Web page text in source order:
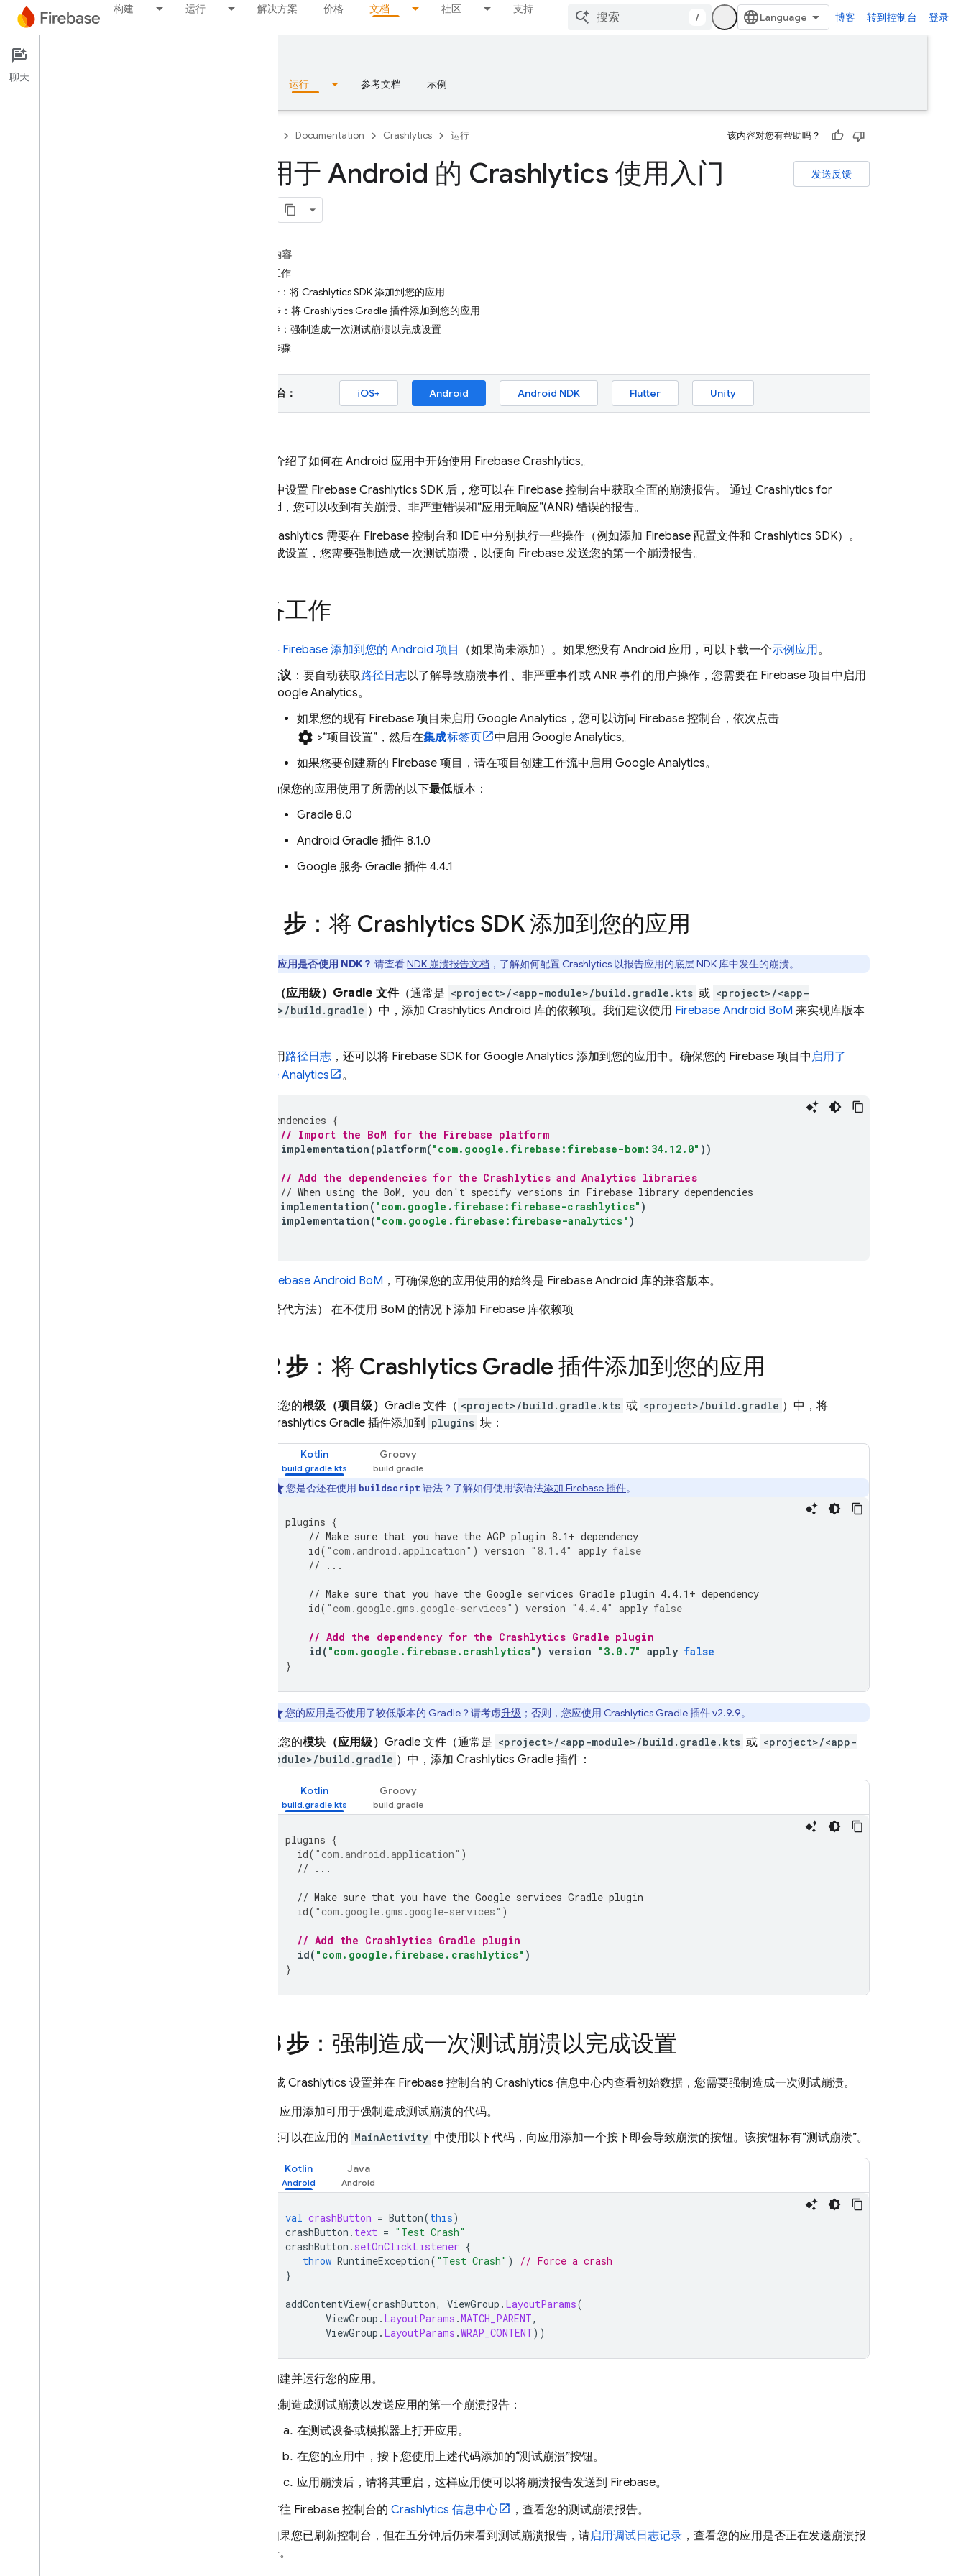
构建 运行 解决方案 价格 文档 社区 支持
/ 博客 转到控制台 登录
Documentation
概览 运行 参考文档 示例
Documentation Crashlytics 运行 该内容对您有帮助吗？
发送反馈
适用于 Android 的 Crashlytics 使用入门
本页内容
准备工作
第 1 步：将 Crashlytics SDK 添加到您的应用
第 2 步：将 Crashlytics Gradle 插件添加到您的应用
第 3 步：强制造成一次测试崩溃以完成设置
后续步骤
选择平台： iOS+ Android Android NDK Flutter Unity
本指南介绍了如何在 Android 应用中开始使用 Firebase Crashlytics。
在应用中设置 Firebase Crashlytics SDK 后，您可以在 Firebase 控制台中获取全面的崩溃报告。 通过 Crashlytics for
Android，您可以收到有关崩溃、非严重错误和“应用无响应”(ANR) 错误的报告。
Crashlytics 需要在 Firebase 控制台和 IDE 中分别执行一些操作（例如添加 Firebase 配置文件和 Crashlytics SDK）。
为了完成设置，您需要强制造成一次测试崩溃，以便向 Firebase 发送您的第一个崩溃报告。
准备工作
将 Firebase 添加到您的 Android 项目 （如果尚未添加）。如果您没有 Android 应用，可以下载一个示例应用。
建议：要自动获取路径日志以了解导致崩溃事件、非严重事件或 ANR 事件的用户操作，您需要在 Firebase 项目中启用
Google Analytics。
如果您的现有 Firebase 项目未启用 Google Analytics ，您可以访问 Firebase 控制台，依次点击
settings >“项目设置” ，然后在集成标签页 中启用 Google Analytics。
如果您要创建新的 Firebase 项目，请在项目创建工作流中启用 Google Analytics。
确保您的应用使用了所需的以下最低版本：
Gradle 8.0
Android Gradle 插件 8.1.0
Google 服务 Gradle 插件 4.4.1
第 1 步 ：将 Crashlytics SDK 添加到您的应用
您的应用是否使用 NDK？ 请查看NDK 崩溃报告文档 ，了解如何配置 Crashlytics 以报告应用的底层 NDK 库中发生的崩溃。
模块（应用级）Gradle 文件（通常是 <project>/<app-module>/build.gradle.kts 或 <project>/<app-
module>/build.gradle ）中，添加 Crashlytics Android 库的依赖项。我们建议使用 Firebase Android BoM 来实现库版本
如需利用路径日志 ，还可以将 Firebase SDK for Google Analytics 添加到您的应用中。确保您的 Firebase 项目中启用了
Google Analytics
。
dependencies {
// Import the BoM for the Firebase platform
implementation (platform( "com.google.firebase:firebase-bom:34.12.0" ))
// Add the dependencies for the Crashlytics and Analytics libraries
// When using the BoM, you don't specify versions in Firebase library dependencies
implementation ( "com.google.firebase:firebase-crashlytics" )
implementation ( "com.google.firebase:firebase-analytics" )
Firebase Android BoM ，可确保您的应用使用的始终是 Firebase Android 库的兼容版本。
（替代方法）
在不使用 BoM 的情况下添加 Firebase 库依赖项
第 2 步 ：将 Crashlytics Gradle 插件添加到您的应用
在您的根级（项目级） Gradle 文件（ <project>/build.gradle.kts 或 <project>/build.gradle ）中，将
Crashlytics Gradle 插件添加到 plugins 块：
Kotlin Groovy
您是否还在使用 buildscript 语法？了解如何使用该语法添加 Firebase 插件。
plugins {
// Make sure that you have the AGP plugin 8.1+ dependency
id( "com.android.application" ) version "8.1.4" apply false
// ...
// Make sure that you have the Google services Gradle plugin 4.4.1+ dependency
id( "com.google.gms.google-services" ) version "4.4.4" apply false
// Add the dependency for the Crashlytics Gradle plugin
id ( "com.google.firebase.crashlytics" ) version "3.0.7" apply false
}
您的应用是否使用了较低版本的 Gradle？请考虑升级 ；否则，您应使用 Crashlytics Gradle 插件 v2.9.9。
在您的模块（应用级） Gradle 文件（通常是 <project>/<app-module>/build.gradle.kts 或 <project>/<app-
module>/build.gradle ）中，添加 Crashlytics Gradle 插件：
Kotlin Groovy
plugins {
id( "com.android.application" )
// ...
// Make sure that you have the Google services Gradle plugin
id( "com.google.gms.google-services" )
// Add the Crashlytics Gradle plugin
id( "com.google.firebase.crashlytics" )
}
第 3 步 ：强制造成一次测试崩溃以完成设置
如需完成 Crashlytics 设置并在 Firebase 控制台的 Crashlytics 信息中心内查看初始数据，您需要强制造成一次测试崩溃。
向应用添加可用于强制造成测试崩溃的代码。
您可以在应用的 MainActivity 中使用以下代码，向应用添加一个按下即会导致崩溃的按钮。该按钮标有“测试崩溃”。
Kotlin Java
val crashButton = Button(this)
crashButton . text = "Test Crash"
crashButton . setOnClickListener {
throw RuntimeException( "Test Crash" )
// Force a crash
}
addContentView(crashButton, ViewGroup . LayoutParams(
ViewGroup . LayoutParams .MATCH_PARENT,
ViewGroup . LayoutParams .WRAP_CONTENT))
构建并运行您的应用。
强制造成测试崩溃以发送应用的第一个崩溃报告：
在测试设备或模拟器上打开应用。
在您的应用中，按下您使用上述代码添加的“测试崩溃”按钮。
应用崩溃后，请将其重启，这样应用便可以将崩溃报告发送到 Firebase。
前往 Firebase 控制台的 Crashlytics 信息中心
，查看您的测试崩溃报告。
如果您已刷新控制台，但在五分钟后仍未看到测试崩溃报告，请启用调试日志记录 ，查看您的应用是否正在发送崩溃报
告。
聊天